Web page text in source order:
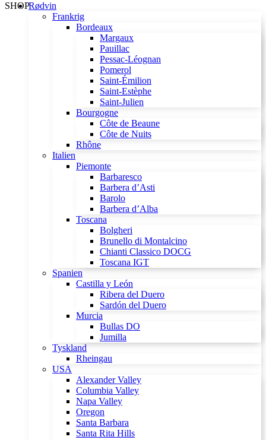
Rødvin
Frankrig
Bordeaux
Margaux
Pauillac
Pessac-Léognan
Pomerol
Saint-Émilion
Saint-Estèphe
Saint-Julien
Bourgogne
Côte de Beaune
Côte de Nuits
Rhône
Italien
Piemonte
Barbaresco
Barbera d’Asti
Barolo
Barbera d’Alba
Toscana
Bolgheri
Brunello di Montalcino
Chianti Classico DOCG
Toscana IGT
Spanien
Castilla y León
Ribera del Duero
Sardón del Duero
Murcia
Bullas DO
Jumilla
Tyskland
Rheingau
USA
Alexander Valley
Columbia Valley
Napa Valley
Oregon
Santa Barbara
Santa Rita Hills
SHOP